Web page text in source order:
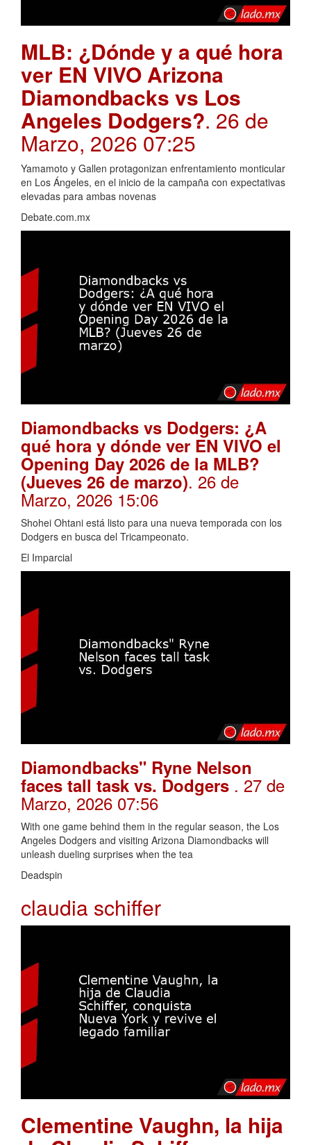
MLB: ¿Dónde y a qué hora
ver EN VIVO Arizona
Diamondbacks vs Los
Angeles Dodgers?. 26 de
Marzo, 2026 07:25
Yamamoto y Gallen protagonizan enfrentamiento monticular
en Los Ángeles, en el inicio de la campaña con expectativas
elevadas para ambas novenas
Debate.com.mx
Diamondbacks vs Dodgers: ¿A
qué hora y dónde ver EN VIVO el
Opening Day 2026 de la MLB?
(Jueves 26 de marzo). 26 de
Marzo, 2026 15:06
Shohei Ohtani está listo para una nueva temporada con los
Dodgers en busca del Tricampeonato.
El Imparcial
Diamondbacks" Ryne Nelson
faces tall task vs. Dodgers . 27 de
Marzo, 2026 07:56
With one game behind them in the regular season, the Los
Angeles Dodgers and visiting Arizona Diamondbacks will
unleash dueling surprises when the tea
Deadspin
claudia schiffer
Clementine Vaughn, la hija